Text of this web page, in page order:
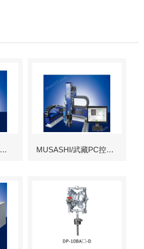
武藏MUSASHI 台式涂布机械臂 MUSASHI/武藏PC控制图像识别机械臂